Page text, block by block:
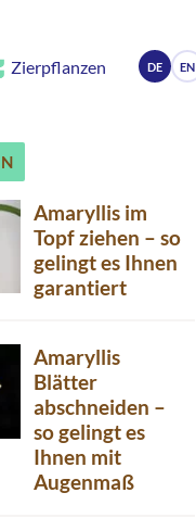
Zierpflanzen DE EN
Amaryllis im
Topf ziehen – so
gelingt es Ihnen
garantiert
Amaryllis
Blätter
abschneiden –
so gelingt es
Ihnen mit
Augenmaß